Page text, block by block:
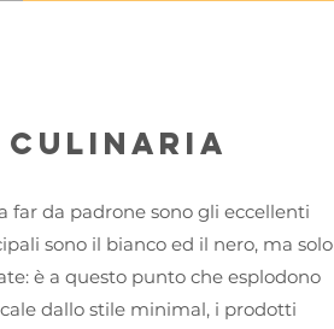
far da padrone sono gli eccellenti
sono il bianco ed il nero, ma solo
è a questo punto che esplodono
dallo stile minimal, i prodotti